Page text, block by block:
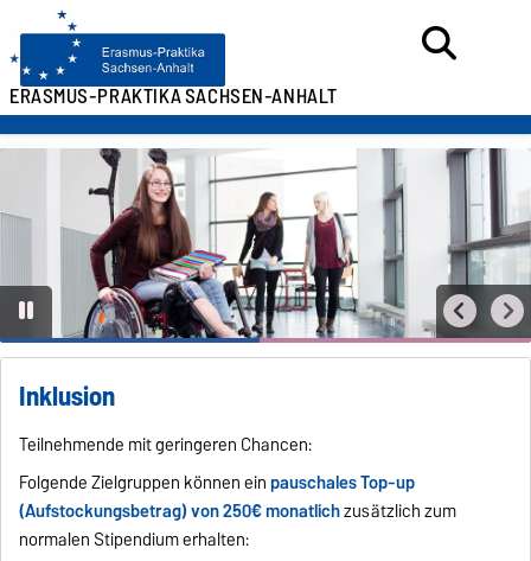
ERASMUS-PRAKTIKASACHSEN-ANHALT
Inklusion
Teilnehmende mit geringeren Chancen:
Folgende Zielgruppen können einpauschales Top-up
(Aufstockungsbetrag) von 250€ monatlichzusätzlich zum
normalen Stipendium erhalten: